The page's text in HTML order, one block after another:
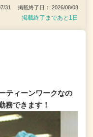
31 掲載終了日： 2026/08/08
掲載終了まであと1日
ティーンワークなの
務できます！